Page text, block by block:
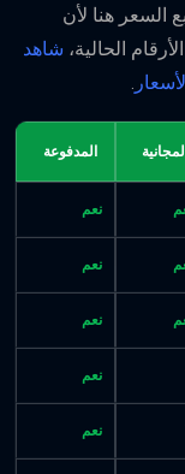
السعر هنا لأن
الحالية، شاهد
المدفوعة
نعم
نعم
نعم
نعم
نعم